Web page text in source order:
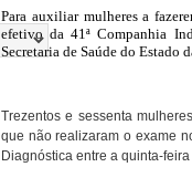
Para auxiliar mulheres a
efetivo da 41ª Companhia
Secretaria de Saúde do Estado
Trezentos e sessenta
que não realizaram o exame
Diagnóstica entre a quinta-